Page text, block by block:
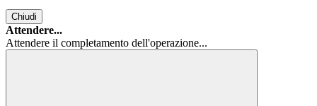
Chiudi
Attendere...
Attendere il completamento dell'operazione...